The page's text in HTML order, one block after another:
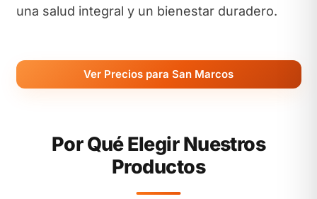
una salud integral y un bienestar duradero.
Ver Precios para San Marcos
Por Qué Elegir Nuestros
Productos